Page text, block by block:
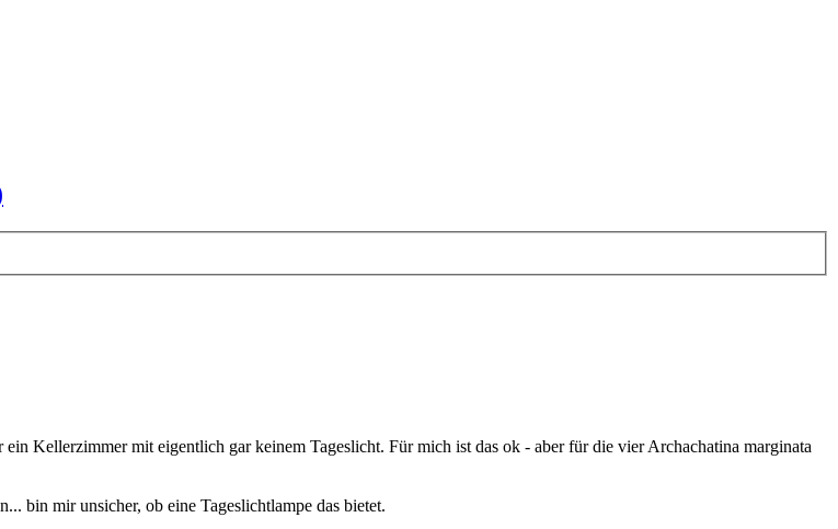
Kellerzimmer mit eigentlich gar keinem Tageslicht. Für mich ist das ok - aber für die vier Archachatina marginata
bin mir unsicher, ob eine Tageslichtlampe das bietet.